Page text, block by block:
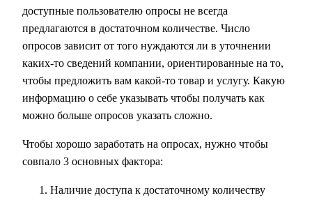
доступные пользователю опросы не всегда
предлагаются в достаточном количестве. Число
опросов зависит от того нуждаются ли в уточнении
каких-то сведений компании, ориентированные на то,
чтобы предложить вам какой-то товар и услугу. Какую
информацию о себе указывать чтобы получать как
можно больше опросов указать сложно.
Чтобы хорошо заработать на опросах, нужно чтобы
совпало 3 основных фактора:
Наличие доступа к достаточному количеству